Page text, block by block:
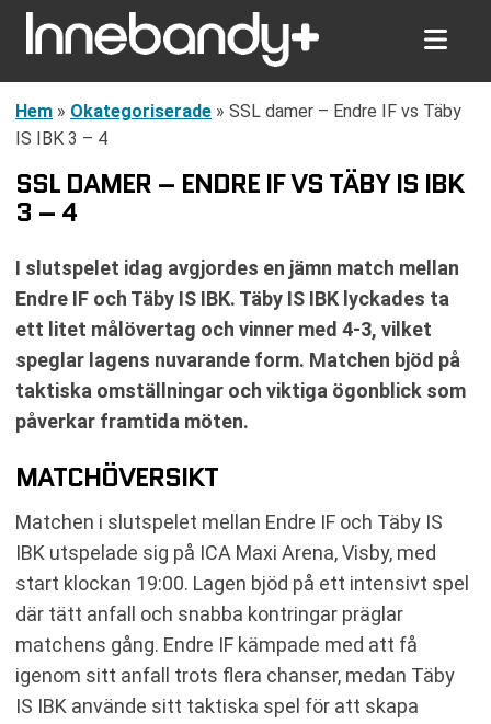
Hem » Okategoriserade » SSL damer – Endre IF vs Täby
IS IBK 3 – 4
SSL DAMER – ENDRE IF VS TÄBY IS IBK
3 – 4
I slutspelet idag avgjordes en jämn match mellan
Endre IF och Täby IS IBK. Täby IS IBK lyckades ta
ett litet målövertag och vinner med 4-3, vilket
speglar lagens nuvarande form. Matchen bjöd på
taktiska omställningar och viktiga ögonblick som
påverkar framtida möten.
MATCHÖVERSIKT
Matchen i slutspelet mellan Endre IF och Täby IS
IBK utspelade sig på ICA Maxi Arena, Visby, med
start klockan 19:00. Lagen bjöd på ett intensivt spel
där tätt anfall och snabba kontringar präglar
matchens gång. Endre IF kämpade med att få
igenom sitt anfall trots flera chanser, medan Täby
IS IBK använde sitt taktiska spel för att skapa